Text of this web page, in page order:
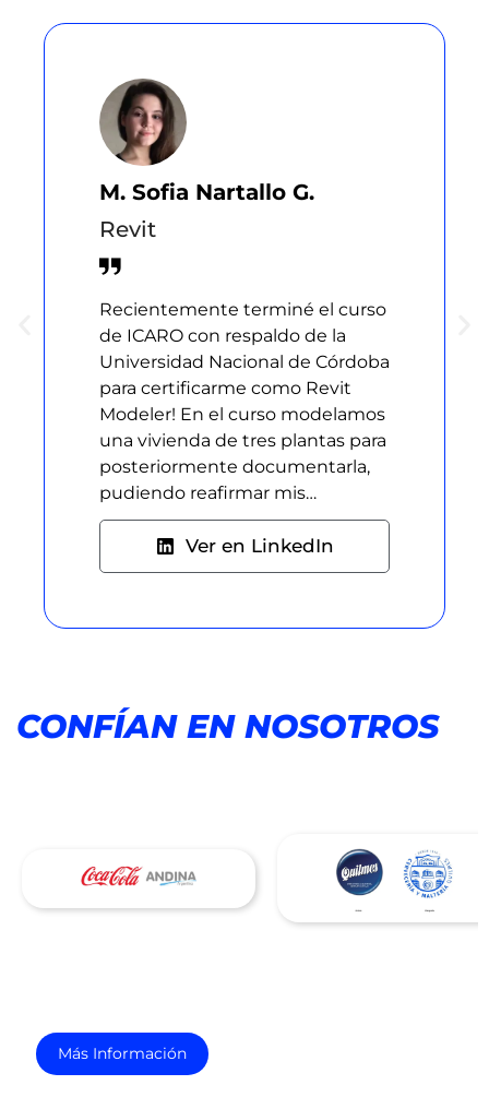
M. Sofia Nartallo G.
Revit
Recientemente terminé el curso
de ICARO con respaldo de la
Universidad Nacional de Córdoba
para certificarme como Revit
Modeler! En el curso modelamos
una vivienda de tres plantas para
posteriormente documentarla,
pudiendo reafirmar mis…
Ver en LinkedIn
CONFÍAN EN NOSOTROS
Más Información